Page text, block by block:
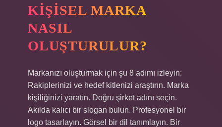
KIŞISEL MARKA
NASIL
OLUŞTURULUR?
Markanızı oluşturmak için şu 8 adımı izleyin:
Rakiplerinizi ve hedef kitlenizi araştırın. Marka
kişiliğinizi yaratın. Doğru şirket adını seçin.
Akılda kalıcı bir slogan bulun. Profesyonel bir
logo tasarlayın. Görsel bir dil tanımlayın. Bir